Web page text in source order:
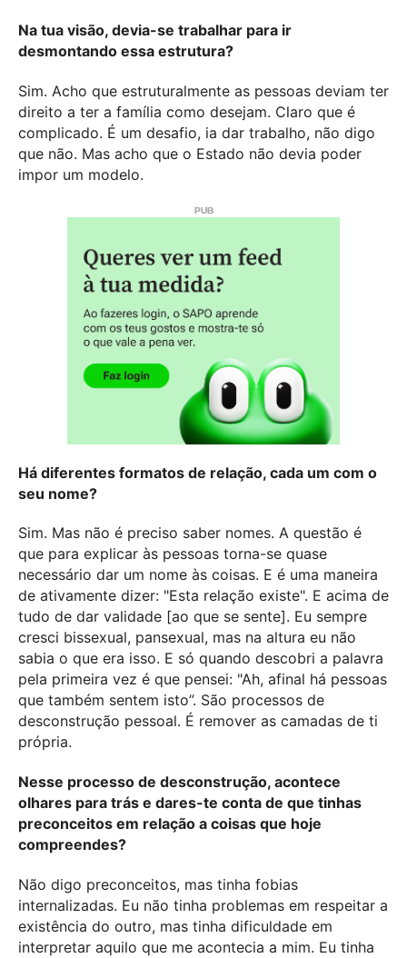
Na tua visão, devia-se trabalhar para ir
desmontando essa estrutura?
Sim. Acho que estruturalmente as pessoas deviam ter
direito a ter a família como desejam. Claro que é
complicado. É um desafio, ia dar trabalho, não digo
que não. Mas acho que o Estado não devia poder
impor um modelo.
Há diferentes formatos de relação, cada um com o
seu nome?
Sim. Mas não é preciso saber nomes. A questão é
que para explicar às pessoas torna-se quase
necessário dar um nome às coisas. E é uma maneira
de ativamente dizer: "Esta relação existe". E acima de
tudo de dar validade [ao que se sente]. Eu sempre
cresci bissexual, pansexual, mas na altura eu não
sabia o que era isso. E só quando descobri a palavra
pela primeira vez é que pensei: "Ah, afinal há pessoas
que também sentem isto”. São processos de
desconstrução pessoal. É remover as camadas de ti
própria.
Nesse processo de desconstrução, acontece
olhares para trás e dares-te conta de que tinhas
preconceitos em relação a coisas que hoje
compreendes?
Não digo preconceitos, mas tinha fobias
internalizadas. Eu não tinha problemas em respeitar a
existência do outro, mas tinha dificuldade em
interpretar aquilo que me acontecia a mim. Eu tinha